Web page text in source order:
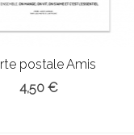
postale Amis
4,50 €